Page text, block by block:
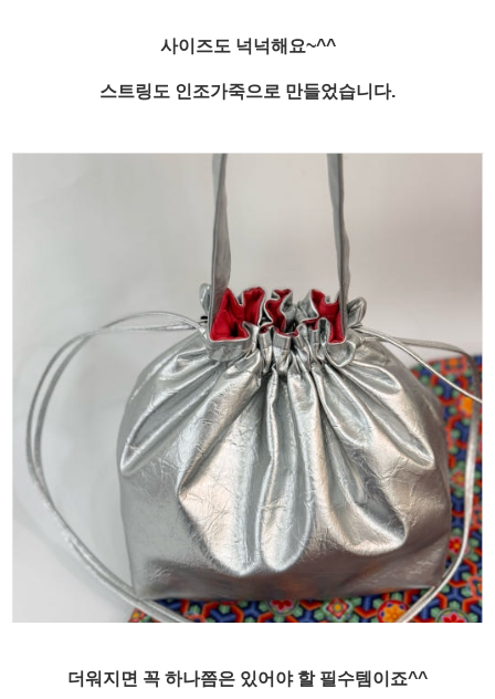
사이즈도 넉넉해요~^^
스트링도 인조가죽으로 만들었습니다.
더워지면 꼭 하나쯤은 있어야 할 필수템이죠^^